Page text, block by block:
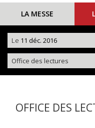
LA MESSE
Le 11 déc. 2016
Office des lectures
OFFICE DES